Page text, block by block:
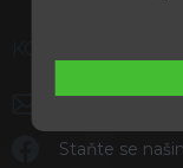
info@
Staňte se